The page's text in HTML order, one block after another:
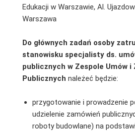
Edukacji w Warszawie, Al.
Warszawa
Do głównych zadań osoby
stanowisku specjalisty ds.
publicznych w Zespole Umów i
Publicznych należeć będzie:
przygotowanie i prowadzenie
udzielenie zamówień
roboty budowlane) na